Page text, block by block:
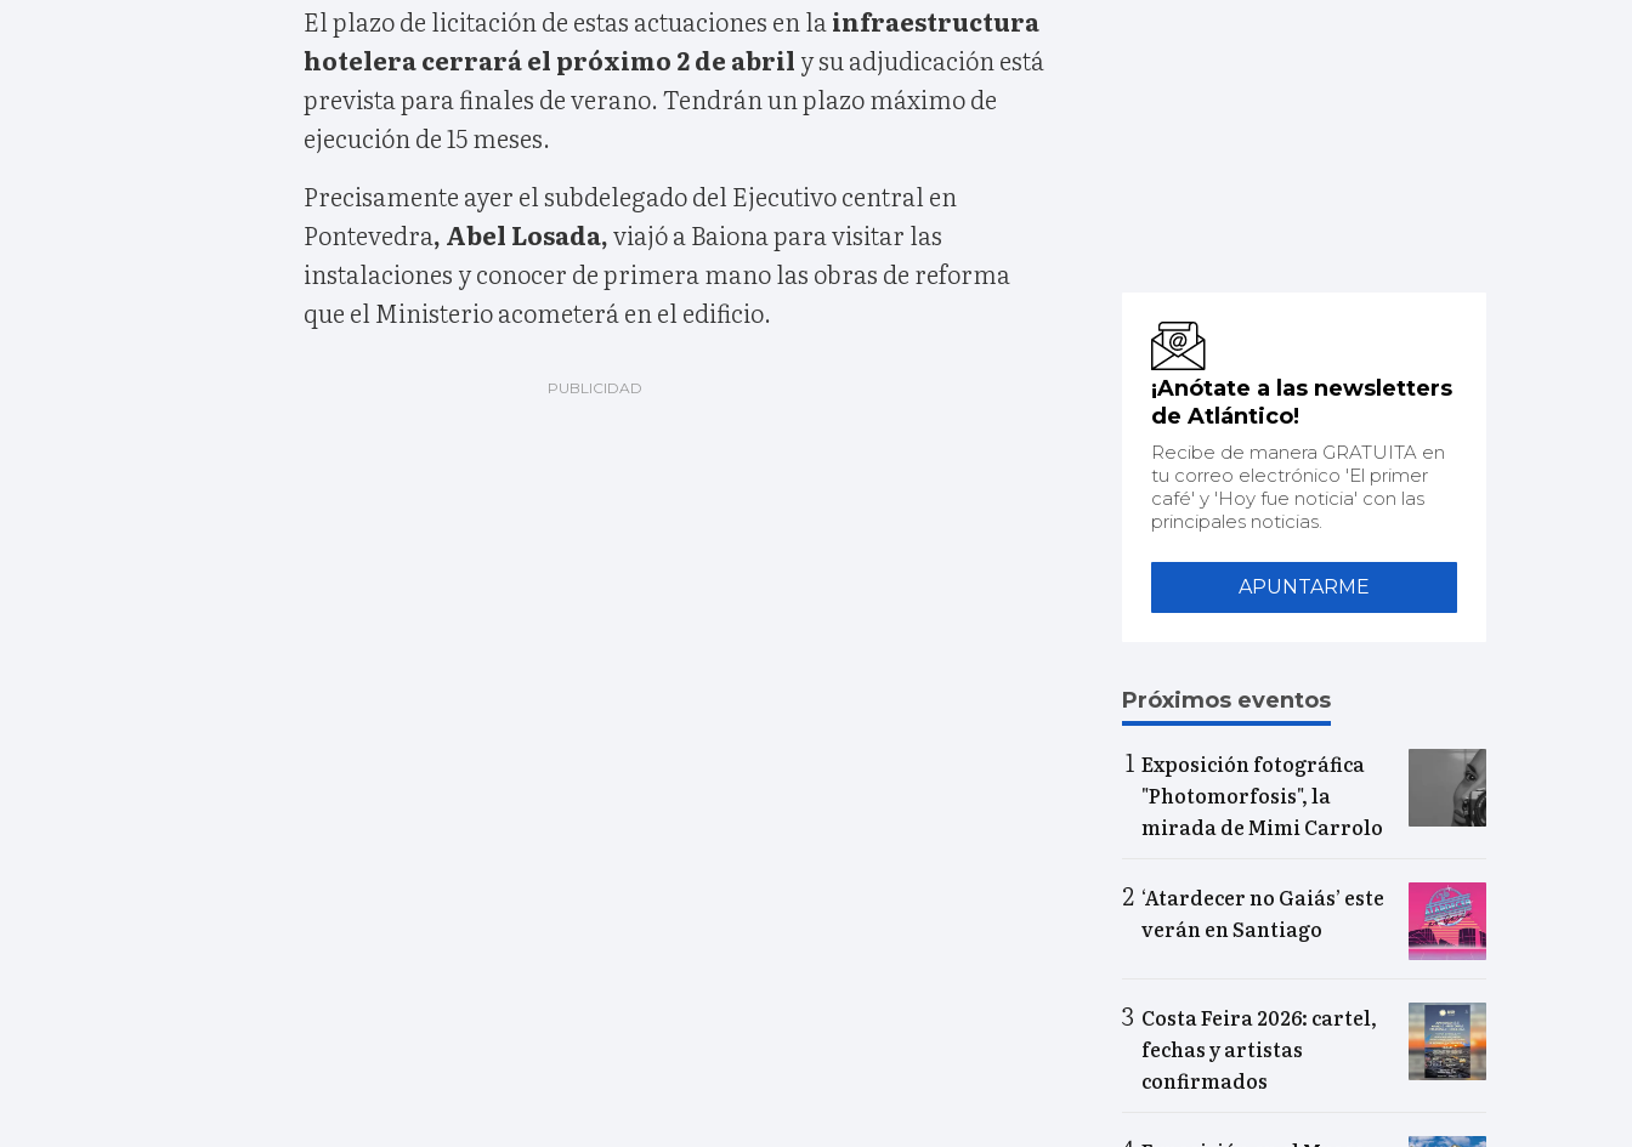
El plazo de licitación de estas actuaciones en la infraestructura
hotelera cerrará el próximo 2 de abril y su adjudicación está
prevista para finales de verano. Tendrán un plazo máximo de
ejecución de 15 meses.
Precisamente ayer el subdelegado del Ejecutivo central en
Pontevedra, Abel Losada,viajó a Baiona para visitar las
instalaciones y conocer de primera mano las obras de reforma
que el Ministerio acometerá en el edificio.
¡Anótate a las newsletters
de Atlántico!
Recibe de manera GRATUITA en
tu correo electrónico 'El primer
café' y 'Hoy fue noticia' con las
principales noticias.
APUNTARME
Próximos eventos
Exposición fotográfica
"Photomorfosis", la
mirada de Mimi Carrolo
‘Atardecer no Gaiás’ este
verán en Santiago
Costa Feira 2026: cartel,
fechas y artistas
confirmados